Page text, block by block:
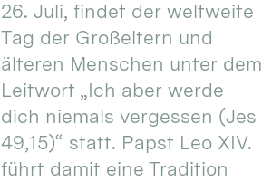
26. Juli, findet der weltweite
Tag der Großeltern und
älteren Menschen unter dem
Leitwort „Ich aber werde
dich niemals vergessen (Jes
49,15)“ statt. Papst Leo XIV.
führt damit eine Tradition